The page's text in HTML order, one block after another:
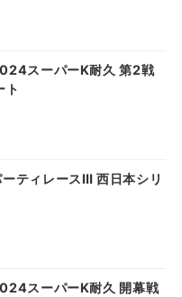
スーパーK耐久 第2戦
ト
ティレースⅢ 西日本シリ
スーパーK耐久 開幕戦